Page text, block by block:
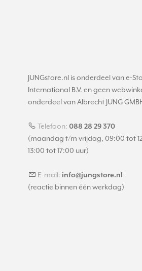
JUNGstore.nl is onderdeel van e-
International B.V. en geen
onderdeel van Albrecht JUNG
Telefoon: 088 28 29 370
(maandag t/m vrijdag, 09:00 tot
13:00 tot 17:00 uur)
E-mail: info@jungstore.nl
(reactie binnen één werkdag)